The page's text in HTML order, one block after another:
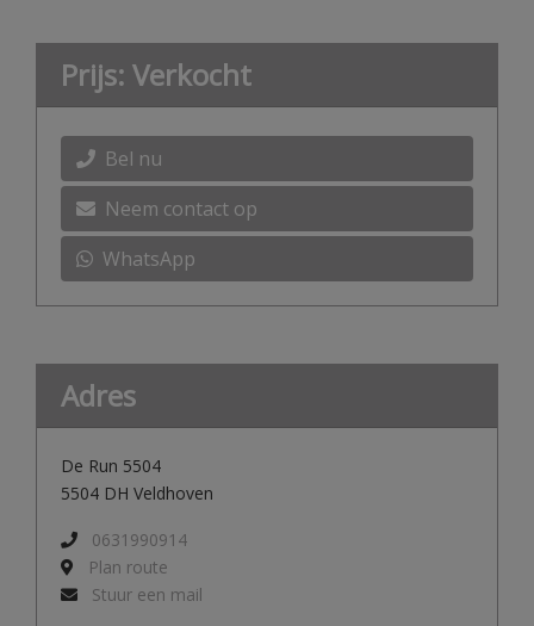
Prijs: Verkocht
Bel nu
Neem contact op
WhatsApp
Adres
De Run 5504
5504 DH Veldhoven
0631990914
Plan route
Stuur een mail